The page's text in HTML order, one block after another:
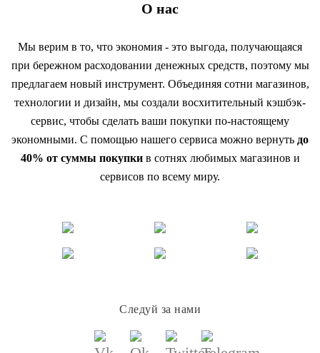
О нас
Мы верим в то, что экономия - это выгода, получающаяся
при бережном расходовании денежных средств, поэтому мы
предлагаем новый инструмент. Объединяя сотни магазинов,
технологии и дизайн, мы создали восхитительный кэшбэк-
сервис, чтобы сделать ваши покупки по-настоящему
экономными. С помощью нашего сервиса можно вернуть до
40% от суммы покупкив сотнях любимых магазинов и
сервисов по всему миру.
Следуй за нами